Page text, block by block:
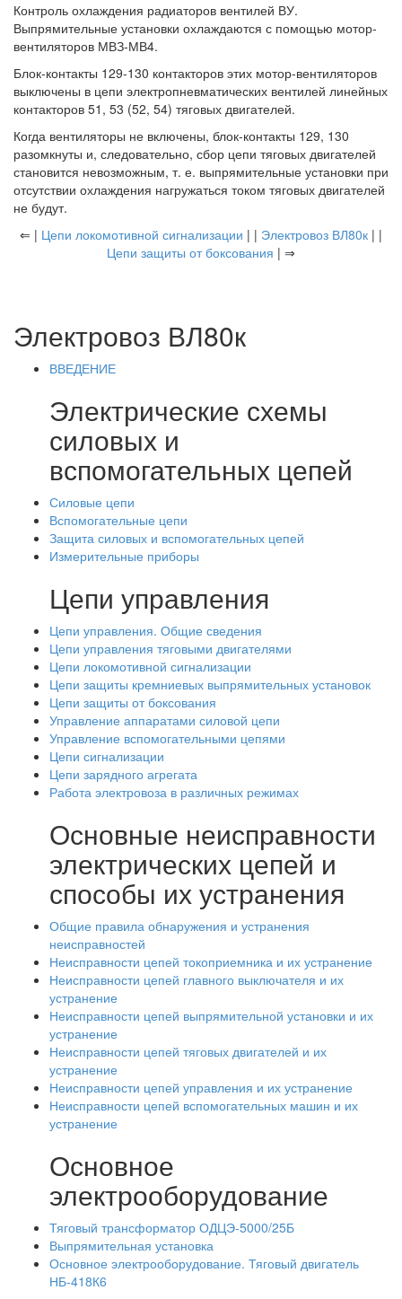
Контроль охлаждения радиаторов вентилей ВУ.
Выпрямительные установки охлаждаются с помощью мотор-
вентиляторов МВЗ-МВ4.
Блок-контакты 129-130 контакторов этих мотор-вентиляторов
выключены в цепи электропневматических вентилей линейных
контакторов 51, 53 (52, 54) тяговых двигателей.
Когда вентиляторы не включены, блок-контакты 129, 130
разомкнуты и, следовательно, сбор цепи тяговых двигателей
становится невозможным, т. е. выпрямительные установки при
отсутствии охлаждения нагружаться током тяговых двигателей
не будут.
⇐ | Цепи локомотивной сигнализации | | Электровоз ВЛ80к | |
Цепи защиты от боксования | ⇒
Электровоз ВЛ80к
ВВЕДЕНИЕ
Электрические схемы
силовых и
вспомогательных цепей
Силовые цепи
Вспомогательные цепи
Защита силовых и вспомогательных цепей
Измерительные приборы
Цепи управления
Цепи управления. Общие сведения
Цепи управления тяговыми двигателями
Цепи локомотивной сигнализации
Цепи защиты кремниевых выпрямительных установок
Цепи защиты от боксования
Управление аппаратами силовой цепи
Управление вспомогательными цепями
Цепи сигнализации
Цепи зарядного агрегата
Работа электровоза в различных режимах
Основные неисправности
электрических цепей и
способы их устранения
Общие правила обнаружения и устранения
неисправностей
Неисправности цепей токоприемника и их устранение
Неисправности цепей главного выключателя и их
устранение
Неисправности цепей выпрямительной установки и их
устранение
Неисправности цепей тяговых двигателей и их
устранение
Неисправности цепей управления и их устранение
Неисправности цепей вспомогательных машин и их
устранение
Основное
электрооборудование
Тяговый трансформатор ОДЦЭ-5000/25Б
Выпрямительная установка
Основное электрооборудование. Тяговый двигатель
НБ-418К6